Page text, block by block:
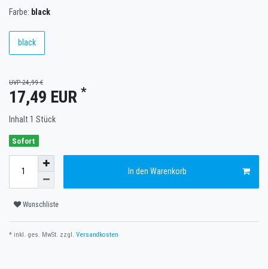
Farbe: black
black
UVP 24,99 €
17,49 EUR *
Inhalt 1 Stück
Sofort
In den Warenkorb
Wunschliste
* inkl. ges. MwSt. zzgl. Versandkosten